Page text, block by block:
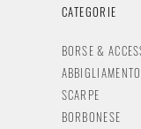
CATEGORIE
BORSE &
ABBIGLIAMENTO
SCARPE
BORBONESE